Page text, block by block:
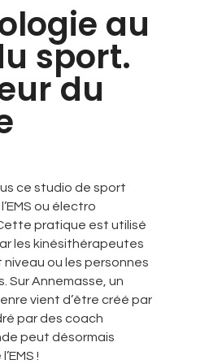
au
sport.
du
ce studio de sport
ou électro
pratique est utilisé
les kinésithérapeutes
ou les personnes
Sur Annemasse, un
vient d’être créé par
par des coach
peut désormais
!